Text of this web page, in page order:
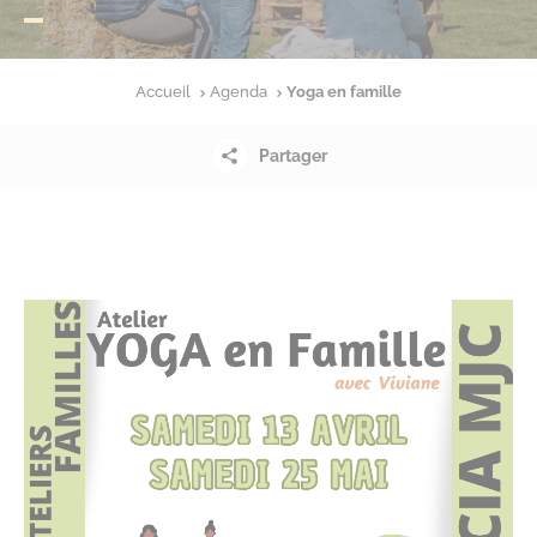
Accueil Agenda Yoga en famille
Partager